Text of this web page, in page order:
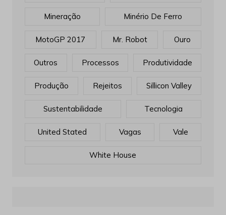
Mineração Minério De Ferro
MotoGP 2017 Mr. Robot Ouro
Outros Processos Produtividade
Produção Rejeitos Sillicon Valley
Sustentabilidade Tecnologia
United Stated Vagas Vale
White House